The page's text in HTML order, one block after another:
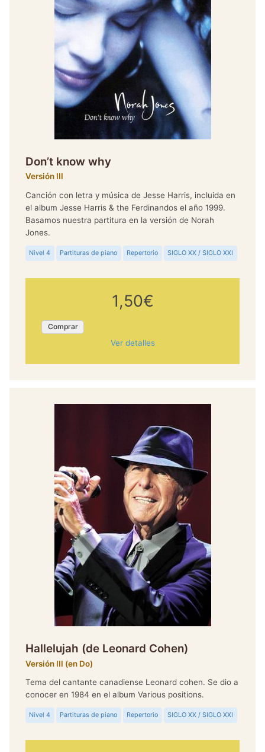
Don’t know why
Versión III
Canción con letra y música de Jesse Harris, incluida en
el album Jesse Harris & the Ferdinandos el año 1999.
Basamos nuestra partitura en la versión de Norah
Jones.
Nivel 4 Partituras de piano Repertorio SIGLO XX / SIGLO XXI
1,50€
Comprar
Ver detalles
Hallelujah (de Leonard Cohen)
Versión III (en Do)
Tema del cantante canadiense Leonard cohen. Se dio a
conocer en 1984 en el album Various positions.
Nivel 4 Partituras de piano Repertorio SIGLO XX / SIGLO XXI